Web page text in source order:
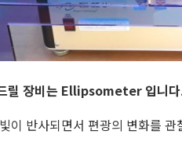
릴 장비는 Ellipsometer 입니
이 반사되면서 편광의 변화를